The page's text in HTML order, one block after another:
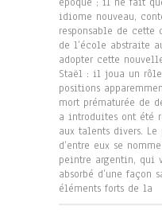
idiome nouveau,
responsable de cette
de l’école abstraite
adopter cette
Staël : il joua un
positions
mort prématurée de
a introduites ont été
aux talents divers.
d’entre eux se
peintre argentin, qui
absorbé d’une façon
éléments forts de la